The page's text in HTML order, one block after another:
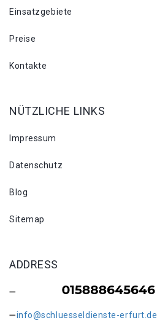
Einsatzgebiete
Preise
Kontakte
NÜTZLICHE LINKS
Impressum
Datenschutz
Blog
Sitemap
ADDRESS
info@schluesseldienste-erfurt.de